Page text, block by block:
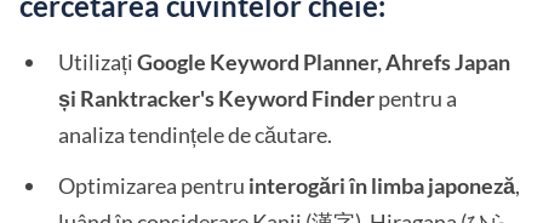
UtilizațiGoogle Keyword Planner, Ahrefs Japan
și Ranktracker's Keyword Finderpentru a
analiza tendințele de căutare.
Optimizarea pentru interogări în limba japoneză,